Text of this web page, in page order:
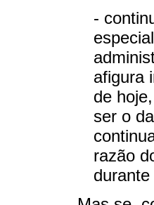
-
afigura
de
ser o
razão